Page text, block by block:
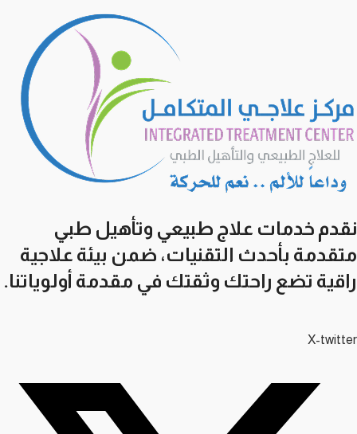
نقدم خدمات علاج طبيعي وتأهيل طبي
متقدمة بأحدث التقنيات، ضمن بيئة علاجية
راقية تضع راحتك وثقتك في مقدمة أولوياتنا.
X-twitter